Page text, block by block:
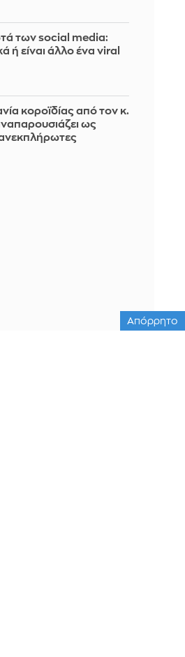
των social media:
ή είναι άλλο ένα viral
κοροϊδίας από τον κ.
ως
ανεκπλήρωτες
Απόρρητο